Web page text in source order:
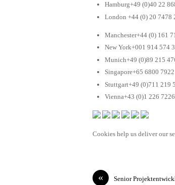
Hamburg+49 (0)40 22
London +44 (0) 20 7478
Manchester+44 (0) 161
New York+001 914 574
Munich+49 (0)89 215
Singapore+65 6800 7922
Stuttgart+49 (0)711 219
Vienna+43 (0)1 226 7226
Cookies help us deliver our
«
Senior